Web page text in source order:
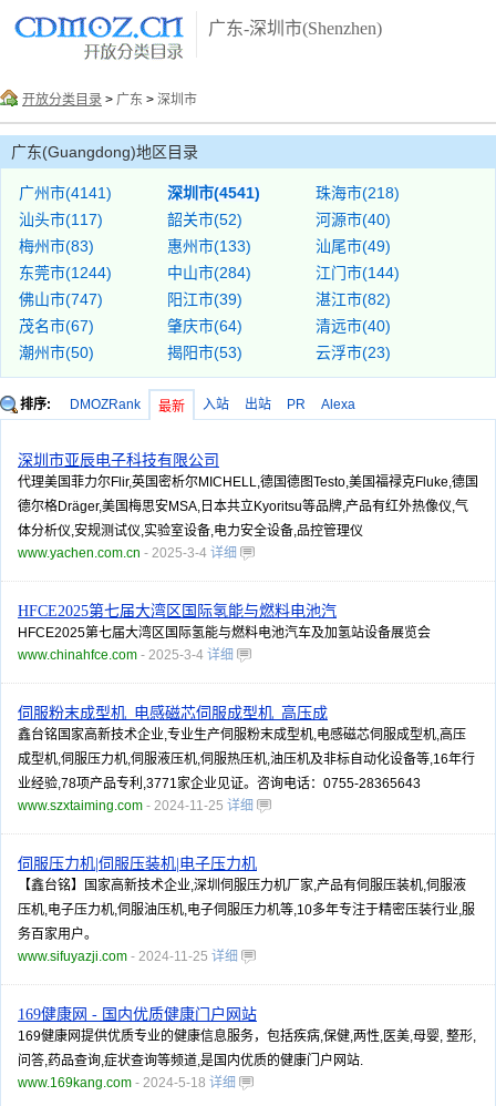
广东-深圳市(Shenzhen)
开放分类目录 > 广东 > 深圳市
广东(Guangdong)地区目录
广州市(4141) 深圳市(4541)
珠海市(218)
汕头市(117)
韶关市(52)
河源市(40)
梅州市(83)
惠州市(133)
汕尾市(49)
东莞市(1244)
中山市(284)
江门市(144)
佛山市(747)
阳江市(39)
湛江市(82)
茂名市(67)
肇庆市(64)
清远市(40)
潮州市(50)
揭阳市(53) 云浮市(23)
排序: DMOZRank 最新 入站 出站 PR Alexa
深圳市亚辰电子科技有限公司
代理美国菲力尔Flir,英国密析尔MICHELL,德国德图Testo,美国福禄克Fluke,德国
德尔格Dräger,美国梅思安MSA,日本共立Kyoritsu等品牌,产品有红外热像仪,气
体分析仪,安规测试仪,实验室设备,电力安全设备,品控管理仪
www.yachen.com.cn - 2025-3-4 详细
HFCE2025第七届大湾区国际氢能与燃料电池汽
HFCE2025第七届大湾区国际氢能与燃料电池汽车及加氢站设备展览会
www.chinahfce.com - 2025-3-4 详细
伺服粉末成型机_电感磁芯伺服成型机_高压成
鑫台铭国家高新技术企业,专业生产伺服粉末成型机,电感磁芯伺服成型机,高压
成型机,伺服压力机,伺服液压机,伺服热压机,油压机及非标自动化设备等,16年行
业经验,78项产品专利,3771家企业见证。咨询电话：0755-28365643
www.szxtaiming.com - 2024-11-25 详细
伺服压力机|伺服压装机|电子压力机
【鑫台铭】国家高新技术企业,深圳伺服压力机厂家,产品有伺服压装机,伺服液
压机,电子压力机,伺服油压机,电子伺服压力机等,10多年专注于精密压装行业,服
务百家用户。
www.sifuyazji.com - 2024-11-25 详细
169健康网 - 国内优质健康门户网站
169健康网提供优质专业的健康信息服务，包括疾病,保健,两性,医美,母婴, 整形,
问答,药品查询,症状查询等频道,是国内优质的健康门户网站.
www.169kang.com - 2024-5-18 详细